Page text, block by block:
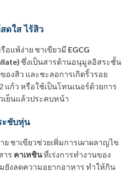
ดใส ไร้สิว
อแพ้ง่าย ชาเขียวมี EGCG
ซึ่งเป็นสารต้านอนุมูลอิสระชั้น
องสิว และชะลอการเกิดริ้วรอย
แก้ว หรือใช้เป็นโทนเนอร์ด้วยการ
ย็นแล้วประคบหน้า
ะชับหุ่น
ชาเขียวช่วยเพิ่มการเผาผลาญไข
าร คาเทชินที่เร่งการทำงานของ
ยังลดความอยากอาหาร ทำให้กิน